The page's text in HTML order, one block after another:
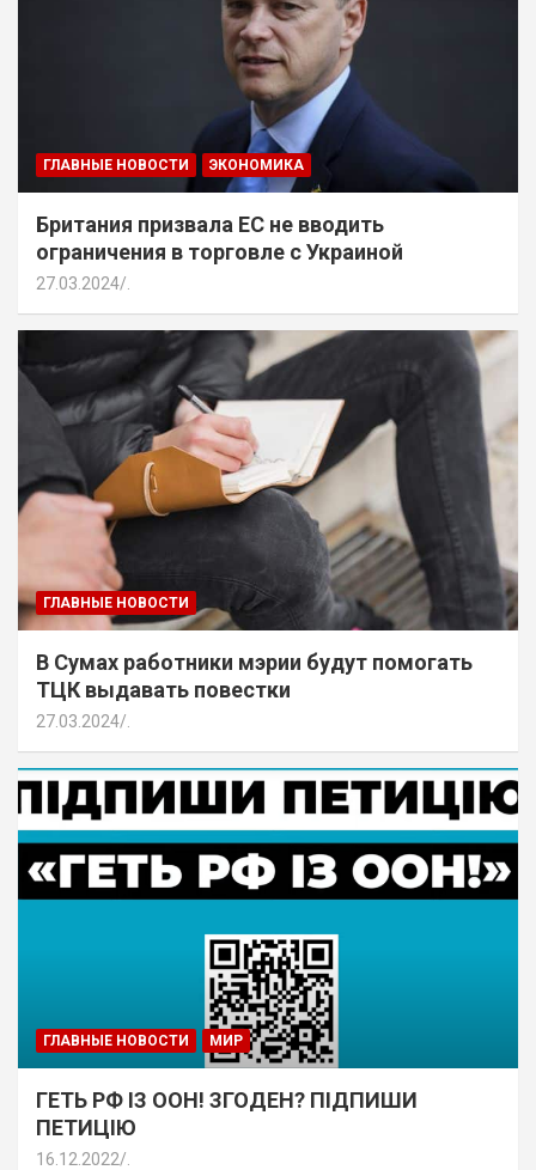
ГЛАВНЫЕ НОВОСТИ ЭКОНОМИКА
Британия призвала ЕС не вводить
ограничения в торговле с Украиной
27.03.2024
ГЛАВНЫЕ НОВОСТИ
В Сумах работники мэрии будут помогать
ТЦК выдавать повестки
27.03.2024
ГЛАВНЫЕ НОВОСТИ МИР
ГЕТЬ РФ ІЗ ООН! ЗГОДЕН? ПІДПИШИ
ПЕТИЦІЮ
16.12.2022